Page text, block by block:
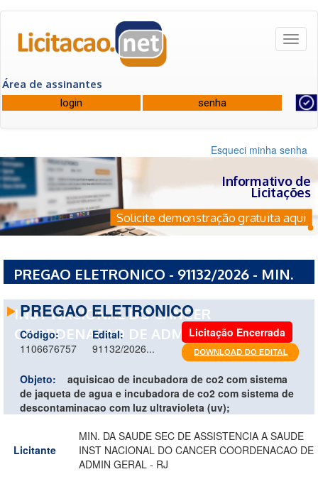
Área de assinantes
Esqueci minha senha
Informativo de
Licitações
Solicite demonstração gratuita aqui
PREGAO ELETRONICO - 91132/2026 - MIN.
INST NACIONAL DO CANCER
COORDENACAO DE ADMIN GERAL - RJ
PREGAO ELETRONICO
Código:
1106676757
Edital:
91132/2026...
Licitação Encerrada
Objeto:
aquisicao de incubadora de co2 com sistema
de jaqueta de agua e incubadora de co2 com sistema de
descontaminacao com luz ultravioleta (uv);
Licitante
MIN. DA SAUDE SEC DE ASSISTENCIA A SAUDE
INST NACIONAL DO CANCER COORDENACAO DE
ADMIN GERAL - RJ